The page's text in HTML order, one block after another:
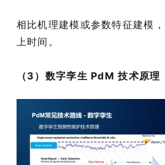
相比机理建模或参数特征建模
上时间。
（3）数字孪生 PdM 技术原理